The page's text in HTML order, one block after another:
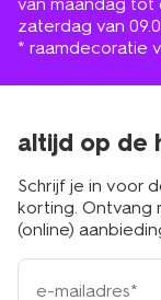
zaterdag van
* raamdecoratie
altijd op de
Schrijf je in voor
korting. Ontvang
(online)
e-
mailadres